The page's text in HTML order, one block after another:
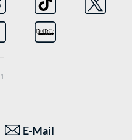
1
E-Mail